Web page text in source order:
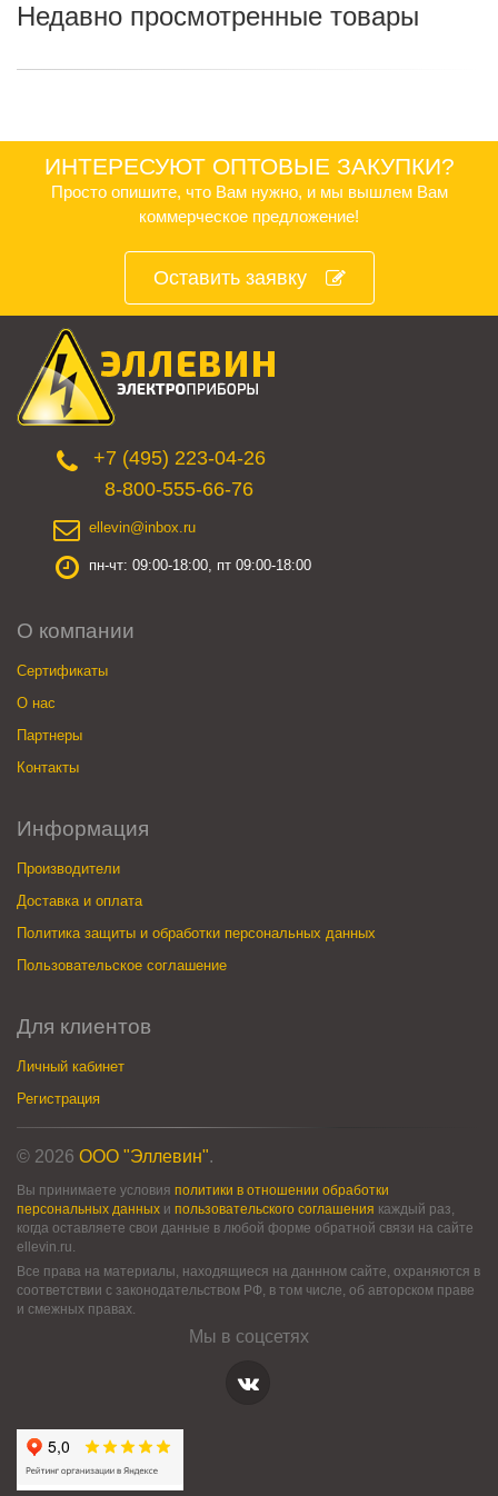
Недавно просмотренные товары
ИНТЕРЕСУЮТ ОПТОВЫЕ ЗАКУПКИ?
Просто опишите, что Вам нужно, и мы вышлем Вам
коммерческое предложение!
Оставить заявку
+7 (495) 223-04-26
8-800-555-66-76
ellevin@inbox.ru
пн-чт: 09:00-18:00, пт 09:00-18:00
О компании
Сертификаты
О нас
Партнеры
Контакты
Информация
Производители
Доставка и оплата
Политика защиты и обработки персональных данных
Пользовательское соглашение
Для клиентов
Личный кабинет
Регистрация
© 2026 ООО "Эллевин".
Вы принимаете условия политики в отношении обработки
персональных данных и пользовательского соглашения каждый раз,
когда оставляете свои данные в любой форме обратной связи на сайте
ellevin.ru.
Все права на материалы, находящиеся на даннном сайте, охраняются в
соответствии с законодательством РФ, в том числе, об авторском праве
и смежных правах.
Мы в соцсетях